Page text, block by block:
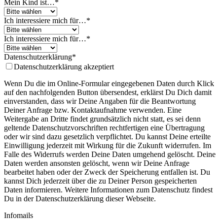
Mein Kind ist…*
Ich interessiere mich für…*
Ich interessiere mich für…*
Datenschutzerklärung*
Datenschutzerklärung akzeptiert
Wenn Du die im Online-Formular eingegebenen Daten durch Klick
auf den nachfolgenden Button übersendest, erklärst Du Dich damit
einverstanden, dass wir Deine Angaben für die Beantwortung
Deiner Anfrage bzw. Kontaktaufnahme verwenden. Eine
Weitergabe an Dritte findet grundsätzlich nicht statt, es sei denn
geltende Datenschutzvorschriften rechtfertigen eine Übertragung
oder wir sind dazu gesetzlich verpflichtet. Du kannst Deine erteilte
Einwilligung jederzeit mit Wirkung für die Zukunft widerrufen. Im
Falle des Widerrufs werden Deine Daten umgehend gelöscht. Deine
Daten werden ansonsten gelöscht, wenn wir Deine Anfrage
bearbeitet haben oder der Zweck der Speicherung entfallen ist. Du
kannst Dich jederzeit über die zu Deiner Person gespeicherten
Daten informieren. Weitere Informationen zum Datenschutz findest
Du in der Datenschutzerklärung dieser Webseite.
Infomails